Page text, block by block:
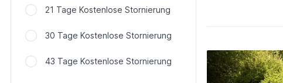
21 Tage Kostenlose Stornierung
30 Tage Kostenlose Stornierung
43 Tage Kostenlose Stornierung